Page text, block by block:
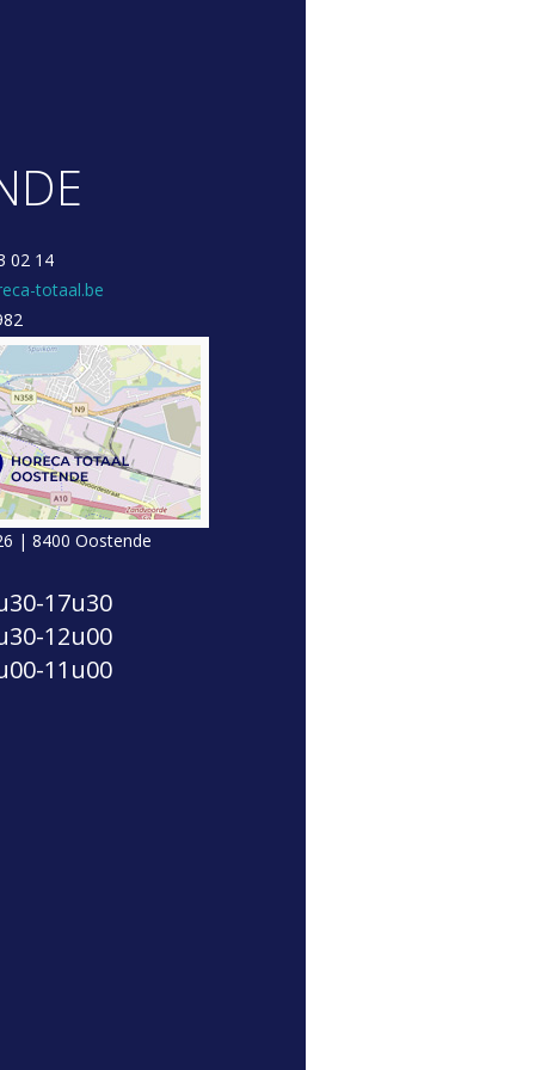
02 14
totaal.be
| 8400 Oostende
17u30
12u00
11u00